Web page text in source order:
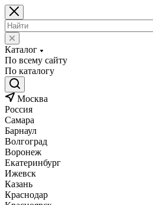
Каталог
По всему сайту
По каталогу
Москва
Россия
Самара
Барнаул
Волгоград
Воронеж
Екатеринбург
Ижевск
Казань
Краснодар